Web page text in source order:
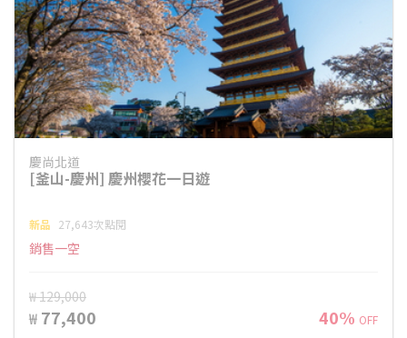
慶尚北道
[釜山-慶州] 慶州櫻花一日遊
新品 27,643次點閱
銷售一空
₩ 129,000
₩ 77,400 40% OFF